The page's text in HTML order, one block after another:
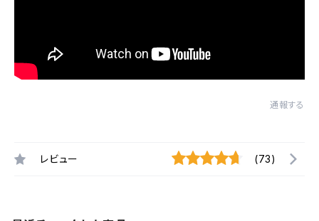
通報する
レビュー (73)